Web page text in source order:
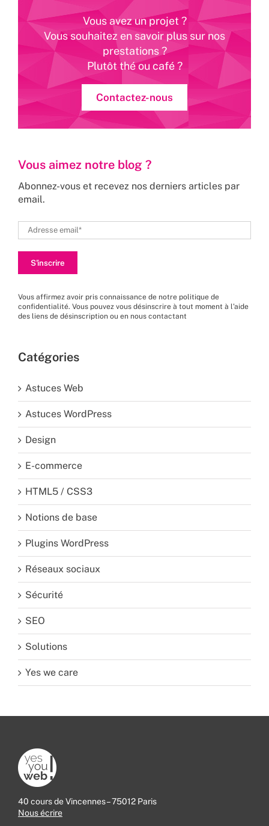
Vous avez un projet ?
Vous souhaitez en savoir plus sur nos
prestations ?
Plutôt thé ou café ?
Contactez-nous
Vous aimez notre blog ?
Abonnez-vous et recevez nos derniers articles par
email.
Vous affirmez avoir pris connaissance de notre politique de
confidentialité. Vous pouvez vous désinscrire à tout moment à l’aide
des liens de désinscription ou en nous contactant
Catégories
Astuces Web
Astuces WordPress
Design
E-commerce
HTML5 / CSS3
Notions de base
Plugins WordPress
Réseaux sociaux
Sécurité
SEO
Solutions
Yes we care
40 cours de Vincennes – 75012 Paris
Nous écrire